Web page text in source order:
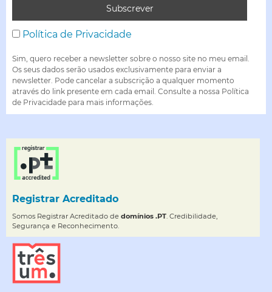
Política de Privacidade
Sim, quero receber a newsletter sobre o nosso site no meu email.
Os seus dados serão usados exclusivamente para enviar a
newsletter. Pode cancelar a subscrição a qualquer momento
através do link presente em cada email. Consulte a nossa Política
de Privacidade para mais informações.
Registrar Acreditado
Somos Registrar Acreditado de domínios .PT. Credibilidade,
Segurança e Reconhecimento.